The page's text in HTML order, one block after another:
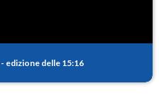
- edizione delle 15:16